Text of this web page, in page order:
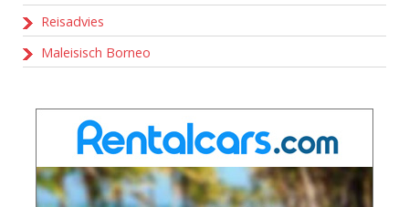
Reisadvies
Maleisisch Borneo